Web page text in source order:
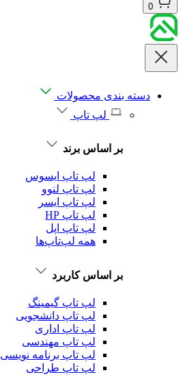
0
دسته بندی محصولات
لپ تاپ
بر اساس برند
لپ تاپ ایسوس
لپ تاپ لنوو
لپ تاپ ایسر
لپ تاپ HP
لپ تاپ اپل
همه لپ‌تاپ‌ها
بر اساس کاربرد
لپ تاپ گیمینگ
لپ تاپ دانشجویی
لپ تاپ اداری
لپ تاپ مهندسی
لپ تاپ برنامه نویسی
لپ تاپ طراحی